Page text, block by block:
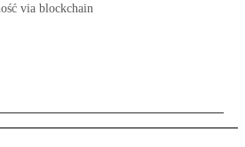
via blockchain